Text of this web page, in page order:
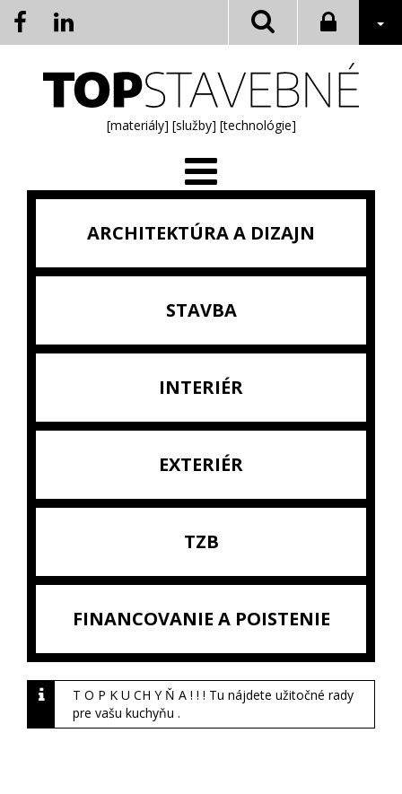
[materiály] [služby] [technológie]
ARCHITEKTÚRA A DIZAJN
STAVBA
INTERIÉR
EXTERIÉR
TZB
FINANCOVANIE A POISTENIE
T O P K U CH Y Ň A ! ! ! Tu nájdete užitočné rady
pre vašu kuchyňu .